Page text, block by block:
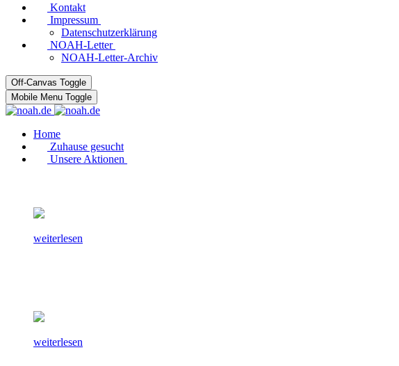
Kontakt
Impressum
Datenschutzerklärung
NOAH-Letter
NOAH-Letter-Archiv
Off-Canvas Toggle
Mobile Menu Toggle
Home
Zuhause gesucht
Unsere Aktionen
weiterlesen
weiterlesen